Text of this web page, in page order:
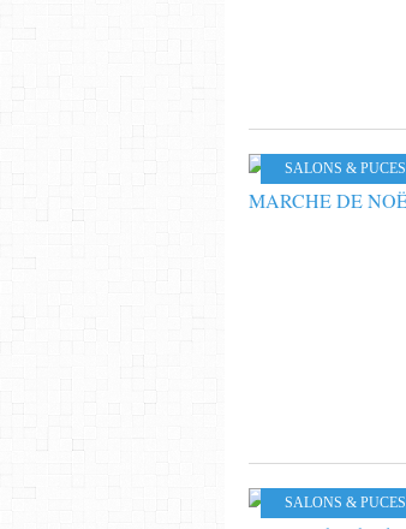
SALONS & PUCES
SALONS & PUCES